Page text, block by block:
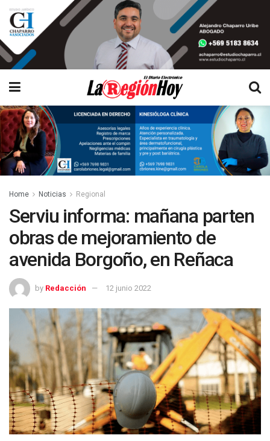
Home Noticias Regional
Serviu informa: mañana parten
obras de mejoramiento de
avenida Borgoño, en Reñaca
by Redacción 12 junio 2022